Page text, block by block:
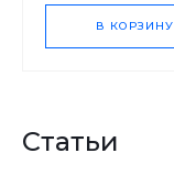
В КОРЗИНУ
Статьи